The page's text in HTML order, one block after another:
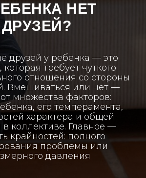
НЕТ
ДРУЗЕЙ?
друзей у ребенка — это
которая требует чуткого
отношения со стороны
Вмешиваться или нет —
множества факторов:
его темперамента,
характера и общей
в коллективе. Главное —
крайностей: полного
проблемы или
давления